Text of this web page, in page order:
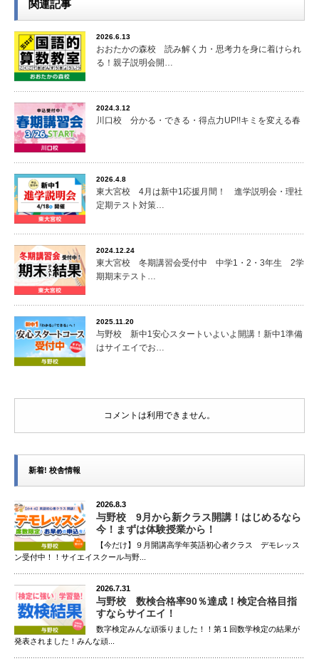
中1春野中男子 理科80点以上
中1春野中男子 社会90点以上
中1春野中男子 5科440点以上
中1春野中男子 英語90点以上
中1春野中男子 理科80点以上
中1春野中男子 社会90点以上
中1大砂土中女子 国語12点アップ
中1大砂土中女子 社会19点アップ
中2春野中男子 英語80点以上
中2春野中男子 英語27点アップ
中2春野中男子 社会18点アップ
中2春野中男子 5科31点アップ
中2春野中男子 数学100点達成
中2春野中男子 英語90点以上
中2春野中男子 理科80点以上
中2瓦葺中女子 国語19点アップ
中2瓦葺中女子 数学10点アップ
中2瓦葺中女子 理科10点アップ
中2瓦葺中女子 5科44点アップ
中2春里中女子 国語80点以上
中2春里中女子 理科90点以上
中2春里中女子 理科18点アップ
中2春里中女子 5科23点アップ
関連記事
2026.6.13
おおたかの森校 読み解く力・思考力を身に着けられ
る！親子説明会開…
2024.3.12
川口校 分かる・できる・得点力UP!!キミを変える春
2026.4.8
東大宮校 4月は新中1応援月間！ 進学説明会・理社
定期テスト対策…
2024.12.24
東大宮校 冬期講習会受付中 中学1・2・3年生 2学
期期末テスト…
2025.11.20
与野校 新中1安心スタートいよいよ開講！新中1準備
はサイエイでお…
コメントは利用できません。
新着! 校舎情報
2026.8.3
与野校 9月から新クラス開講！はじめるなら
今！まずは体験授業から！
【今だけ】９月開講高学年英語初心者クラス デモレッス
ン受付中！！サイエイスクール与野...
2026.7.31
与野校 数検合格率90％達成！検定合格目指
すならサイエイ！
数字検定みんな頑張りました！！第１回数学検定の結果が
発表されました！みんな頑...